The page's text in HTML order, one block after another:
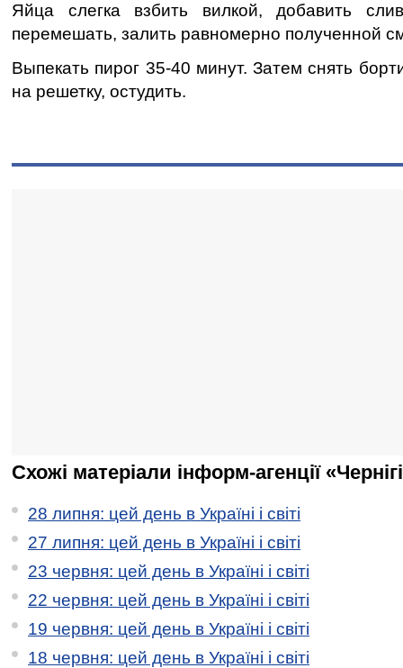
Яйца слегка взбить вилкой, добавить
перемешать, залить равномерно полученной
Выпекать пирог 35-40 минут. Затем снять
на решетку, остудить.
Схожі матеріали інформ-агенції
28 липня: цей день в Україні і світі
27 липня: цей день в Україні і світі
23 червня: цей день в Україні і світі
22 червня: цей день в Україні і світі
19 червня: цей день в Україні і світі
18 червня: цей день в Україні і світі